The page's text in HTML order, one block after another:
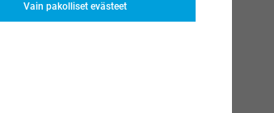
Vain pakolliset evästeet